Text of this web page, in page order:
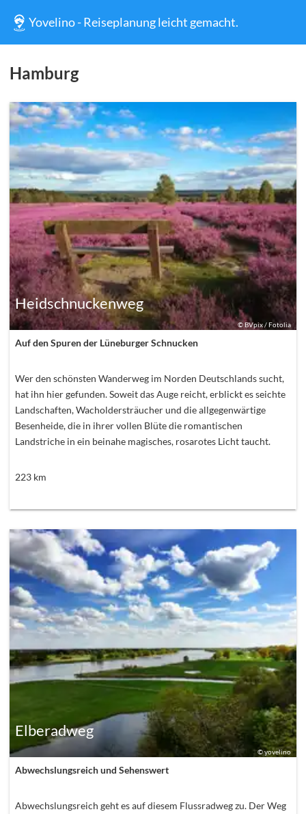
Yovelino - Reiseplanung leicht gemacht.
Hamburg
©BVpix / Fotolia
Heidschnuckenweg
Auf den Spuren der Lüneburger Schnucken
Wer den schönsten Wanderweg im Norden Deutschlands sucht,
hat ihn hier gefunden. Soweit das Auge reicht, erblickt es seichte
Landschaften, Wacholdersträucher und die allgegenwärtige
Besenheide, die in ihrer vollen Blüte die romantischen
Landstriche in ein beinahe magisches, rosarotes Licht taucht.
223km
©yovelino
Elberadweg
Abwechslungsreich und Sehenswert
Abwechslungsreich geht es auf diesem Flussradweg zu. Der Weg